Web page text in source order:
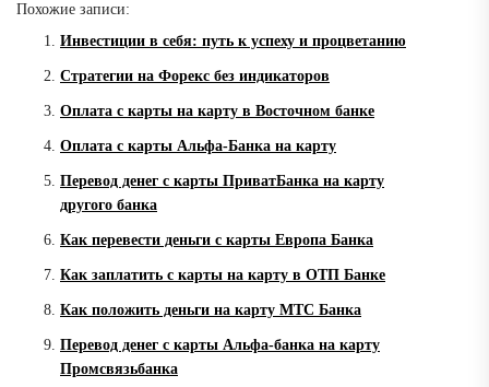
Похожие записи:
Инвестиции в себя: путь к успеху и процветанию
Стратегии на Форекс без индикаторов
Оплата с карты на карту в Восточном банке
Оплата с карты Альфа-Банка на карту
Перевод денег с карты ПриватБанка на карту
другого банка
Как перевести деньги с карты Европа Банка
Как заплатить с карты на карту в ОТП Банке
Как положить деньги на карту МТС Банка
Перевод денег с карты Альфа-банка на карту
Промсвязьбанка